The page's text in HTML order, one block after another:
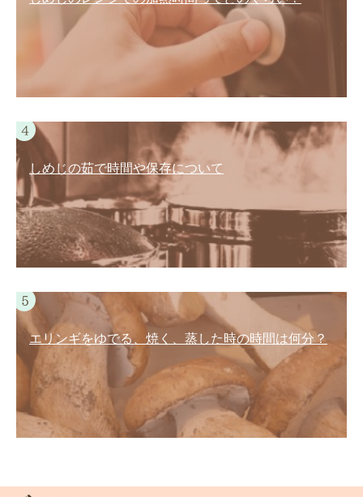
しめじの茹で時間や保存について
エリンギをゆでる、焼く、蒸した時の時間は何分？